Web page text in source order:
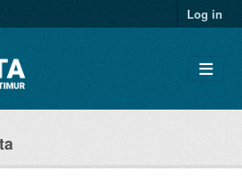
Log in